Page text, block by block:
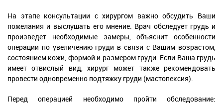
На этапе консультации с хирургом важно обсудить Ваши
пожелания и выслушать его мнение. Врач обследует грудь и
произведет необходимые замеры, объяснит особенности
операции по увеличению груди в связи с Вашим возрастом,
состоянием кожи, формой и размером груди. Если Ваша грудь
имеет отвислый вид, хирург может также рекомендовать
провести одновременно подтяжку груди (мастопексия).
Перед операцией необходимо пройти обследование: